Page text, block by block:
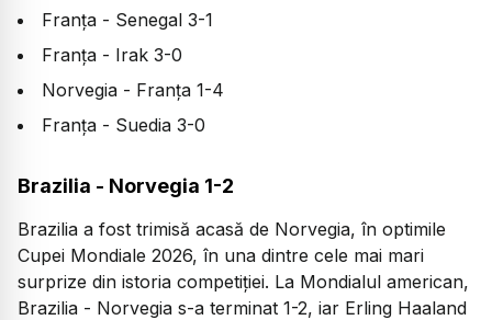
Franța - Senegal 3-1
Franța - Irak 3-0
Norvegia - Franța 1-4
Franța - Suedia 3-0
Brazilia - Norvegia 1-2
Brazilia a fost trimisă acasă de Norvegia, în optimile
Cupei Mondiale 2026, în una dintre cele mai mari
surprize din istoria competiției. La Mondialul american,
Brazilia - Norvegia s-a terminat 1-2, iar Erling Haaland